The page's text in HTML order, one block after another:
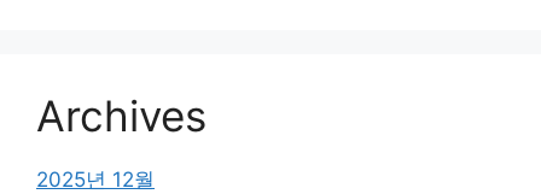
Archives
2025년 12월